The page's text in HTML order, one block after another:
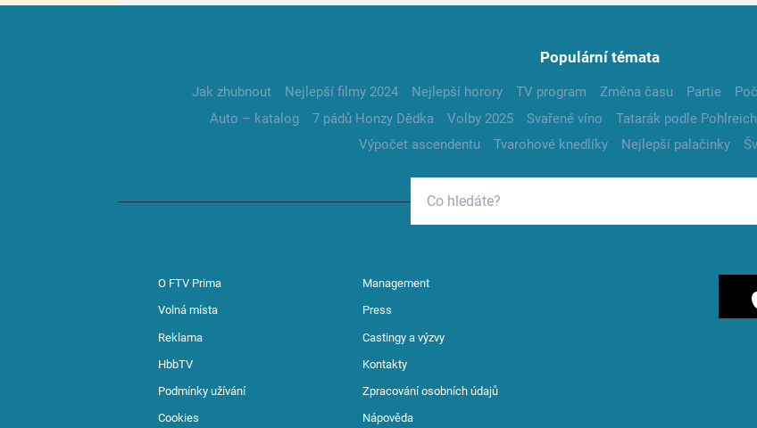
Populární témata
Jak zhubnout Nejlepší filmy 2024 Nejlepší horory TV program Změna času Partie
Auto – katalog
7 pádů Honzy Dědka Volby 2025 Svařené víno Tatarák podle
Výpočet ascendentu
Tvarohové knedlíky Nejlepší palačinky
O FTV Prima Management
Volná místa Press
Reklama Castingy a výzvy
HbbTV Kontakty
Podmínky užívání Zpracování osobních údajů
Cookies Nápověda